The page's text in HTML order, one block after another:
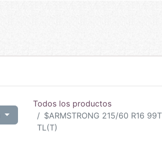
Todos los productos
$ARMSTRONG 215/60 R16
TL(T)